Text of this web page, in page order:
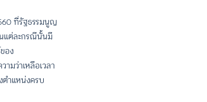
ที่รัฐธรรมนูญ
นแต่ละกรณีนั้นมี
อง
มว่าเหลือเวลา
ตำแหน่งครบ